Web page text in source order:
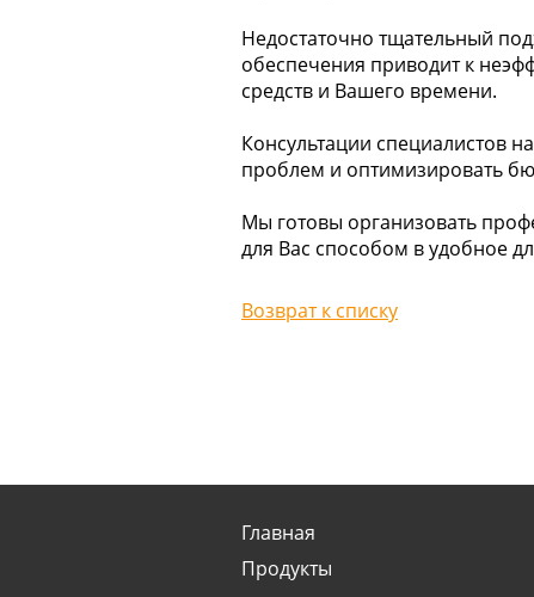
Недостаточно тщательный
обеспечения приводит к
средств и Вашего времени.
Консультации специалистов
проблем и оптимизировать
Мы готовы организовать
для Вас способом в удобное
Возврат к списку
Главная
Продукты